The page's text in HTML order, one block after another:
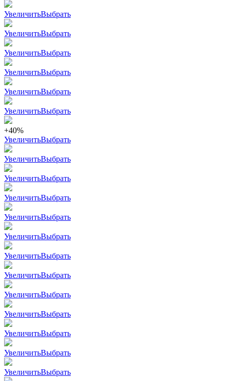
УвеличитьВыбрать
УвеличитьВыбрать
УвеличитьВыбрать
УвеличитьВыбрать
УвеличитьВыбрать
УвеличитьВыбрать
+40%
УвеличитьВыбрать
УвеличитьВыбрать
УвеличитьВыбрать
УвеличитьВыбрать
УвеличитьВыбрать
УвеличитьВыбрать
УвеличитьВыбрать
УвеличитьВыбрать
УвеличитьВыбрать
УвеличитьВыбрать
УвеличитьВыбрать
УвеличитьВыбрать
УвеличитьВыбрать